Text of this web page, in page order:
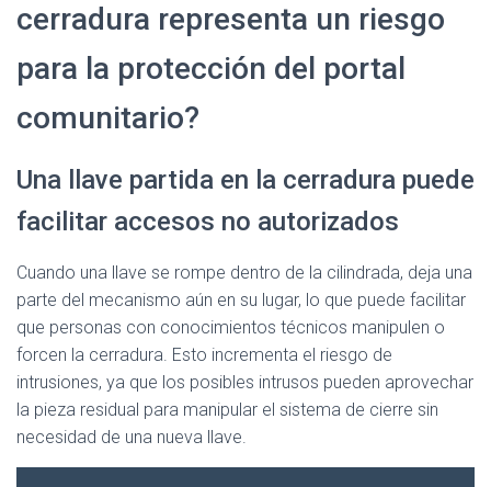
cerradura representa un riesgo
para la protección del portal
comunitario?
Una llave partida en la cerradura puede
facilitar accesos no autorizados
Cuando una llave se rompe dentro de la cilindrada, deja una
parte del mecanismo aún en su lugar, lo que puede facilitar
que personas con conocimientos técnicos manipulen o
forcen la cerradura. Esto incrementa el riesgo de
intrusiones, ya que los posibles intrusos pueden aprovechar
la pieza residual para manipular el sistema de cierre sin
necesidad de una nueva llave.